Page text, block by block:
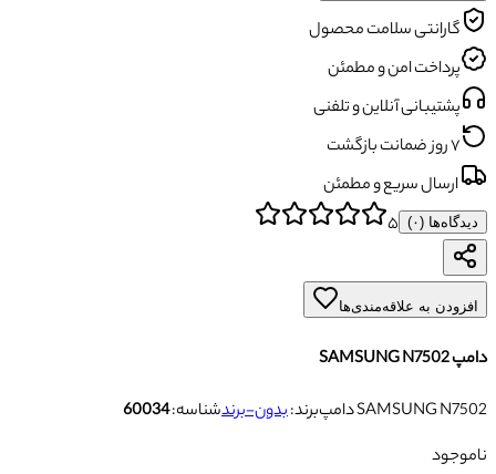
گارانتی سلامت محصول
پرداخت امن و مطمئن
پشتیبانی آنلاین و تلفنی
۷ روز ضمانت بازگشت
ارسال سریع و مطمئن
دیدگاه‌ها (۰) ۵
افزودن به علاقه‌مندی‌ها
دامپ SAMSUNG N7502
دامپ SAMSUNG N7502
برند:بدون-برندشناسه:60034
ناموجود